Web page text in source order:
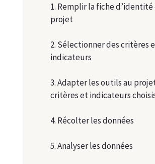
1. Remplir la fiche d’identité
projet
2. Sélectionner des critères
indicateurs
3. Adapter les outils au
critères et indicateurs
4. Récolter les données
5. Analyser les données